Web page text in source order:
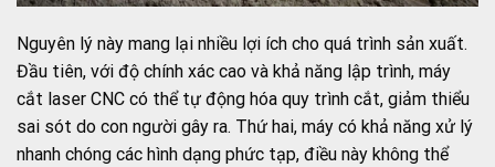
Nguyên lý này mang lại nhiều lợi ích cho quá trình sản xuất.
Đầu tiên, với độ chính xác cao và khả năng lập trình, máy
cắt laser CNC có thể tự động hóa quy trình cắt, giảm thiểu
sai sót do con người gây ra. Thứ hai, máy có khả năng xử lý
nhanh chóng các hình dạng phức tạp, điều này không thể